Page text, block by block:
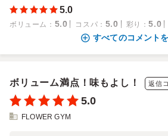
5.0
ボリューム ： 5.0 コスパ ： 5.0 彩り ：5.0
すべてのコメント
ボリューム満点！味もよし！ 返信
5.0
FLOWER GYM